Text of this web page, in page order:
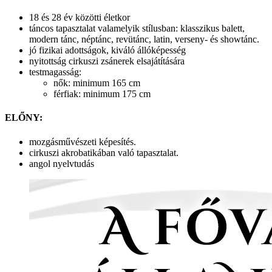
18 és 28 év közötti életkor
táncos tapasztalat valamelyik stílusban: klasszikus balett,
modern tánc, néptánc, revütánc, latin, verseny- és showtánc.
jó fizikai adottságok, kiváló állóképesség
nyitottság cirkuszi zsánerek elsajátítására
testmagasság:
nők: minimum 165 cm
férfiak: minimum 175 cm
ELŐNY:
mozgásművészeti képesítés.
cirkuszi akrobatikában való tapasztalat.
angol nyelvtudás